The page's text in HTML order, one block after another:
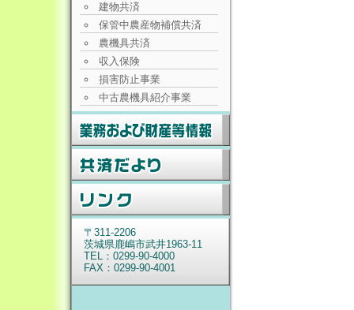
建物共済
保管中農産物補償共済
農機具共済
収入保険
損害防止事業
中古農機具紹介事業
〒311-2206
茨城県鹿嶋市武井1963-11
TEL：0299-90-4000
FAX：0299-90-4001